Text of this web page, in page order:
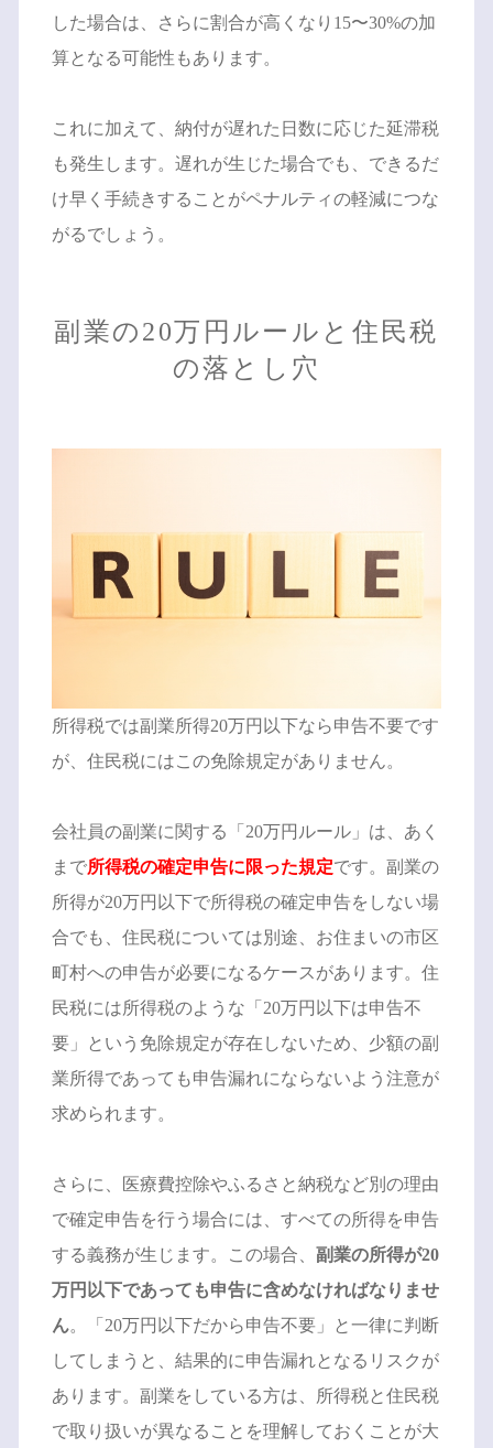
した場合は、さらに割合が高くなり15〜30%の加
算となる可能性もあります。
これに加えて、納付が遅れた日数に応じた延滞税
も発生します。遅れが生じた場合でも、できるだ
け早く手続きすることがペナルティの軽減につな
がるでしょう。
副業の20万円ルールと住民税
の落とし穴
所得税では副業所得20万円以下なら申告不要です
が、住民税にはこの免除規定がありません。
会社員の副業に関する「20万円ルール」は、あく
まで所得税の確定申告に限った規定です。副業の
所得が20万円以下で所得税の確定申告をしない場
合でも、住民税については別途、お住まいの市区
町村への申告が必要になるケースがあります。住
民税には所得税のような「20万円以下は申告不
要」という免除規定が存在しないため、少額の副
業所得であっても申告漏れにならないよう注意が
求められます。
さらに、医療費控除やふるさと納税など別の理由
で確定申告を行う場合には、すべての所得を申告
する義務が生じます。この場合、 副業の所得が20
万円以下であっても申告に含めなければなりませ
ん。「20万円以下だから申告不要」と一律に判断
してしまうと、結果的に申告漏れとなるリスクが
あります。副業をしている方は、所得税と住民税
で取り扱いが異なることを理解しておくことが大